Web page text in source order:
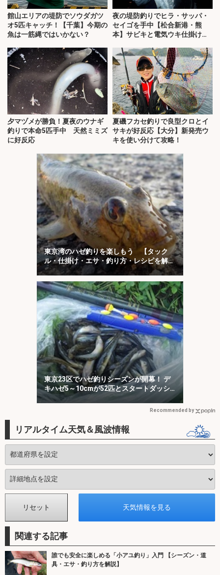
館山エリアの堤防でソウダガツ
オ5匹キャッチ！【千葉】今期の
魚は一筋縄ではいかない？
夜の堤防釣りでヒラ・サッパ・
セイゴを手中【松合新港・熊
本】サビキと電気ウキ仕掛けで
夕マヅメが勝負！夏夜のウナギ
釣りで本命5匹手中 天然ミミズ
に好反応
夏磯フカセ釣りで良型クロとイ
サキが好反応【大分】新発売ウ
キを使い分けて攻略！
東京湾のハゼ釣りを楽しもう 【タック
ル・仕掛け・エサ・釣り方・レシピを解
説】
東京23区でハゼ釣りシーズンが開幕！ デ
キハゼ5～10cmが52匹とスタートダッシ
ュに成功
Recommended by
リアルタイム天気＆風波情報
関連する記事
誰でも安全に楽しめる「小アユ釣り」入門 【シーズン・道
具・エサ・釣り方を解説】